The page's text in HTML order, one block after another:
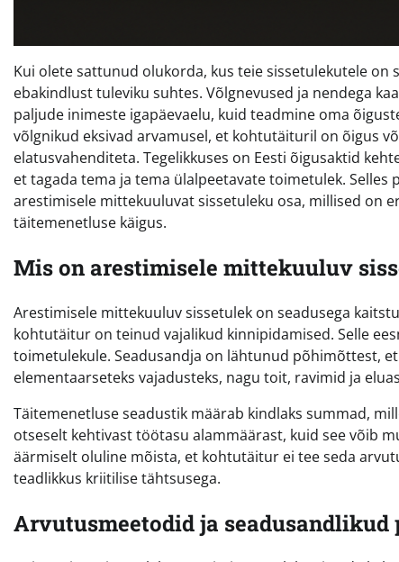
Kui olete sattunud olukorda, kus teie sissetulekutele
ebakindlust tuleviku suhtes. Võlgnevused ja nendega
paljude inimeste igapäevaelu, kuid teadmine oma
võlgnikud eksivad arvamusel, et kohtutäituril on õigus
elatusvahenditeta. Tegelikkuses on Eesti õigusaktid
et tagada tema ja tema ülalpeetavate toimetulek.
arestimisele mittekuuluvat sissetuleku osa, millised on
täitemenetluse käigus.
Mis on arestimisele mittekuuluv
Arestimisele mittekuuluv sissetulek on seadusega
kohtutäitur on teinud vajalikud kinnipidamised. Selle
toimetulekule. Seadusandja on lähtunud põhimõttest,
elementaarseteks vajadusteks, nagu toit, ravimid ja
Täitemenetluse seadustik määrab kindlaks summad,
otseselt kehtivast töötasu alammäärast, kuid see võib
äärmiselt oluline mõista, et kohtutäitur ei tee seda
teadlikkus kriitilise tähtsusega.
Arvutusmeetodid ja seadusandlikud